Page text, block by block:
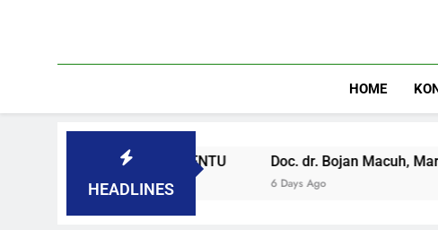
HOME
HEADLINES
PARLAMENTU Doc. dr. Bojan Macuh, Maribor,